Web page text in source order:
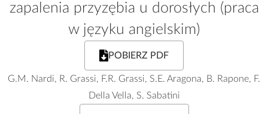
zapalenia przyzębia u dorosłych (praca
w języku angielskim)
POBIERZ PDF
G.M. Nardi, R. Grassi, F.R. Grassi, S.E. Aragona, B. Rapone, F.
Della Vella, S. Sabatini